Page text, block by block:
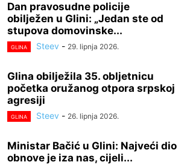
Dan pravosudne policije
obilježen u Glini: „Jedan ste od
stupova domovinske...
GLINA Steev - 29. lipnja 2026.
Glina obilježila 35. obljetnicu
početka oružanog otpora srpskoj
agresiji
GLINA Steev - 26. lipnja 2026.
Ministar Bačić u Glini: Najveći dio
obnove je iza nas, cijeli...